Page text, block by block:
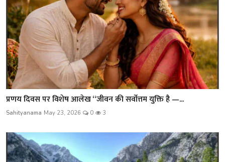
प्रणय दिवस पर विशेष आलेख “जीवन की सर्वोत्तम युक्ति है —...
Sahityanama May 23, 2026 0 3